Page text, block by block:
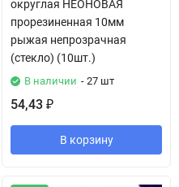
округлая НЕОНОВАЯ
прорезиненная 10мм
рыжая непрозрачная
(стекло) (10шт.)
В наличии - 27 шт
54,43 ₽
В корзину